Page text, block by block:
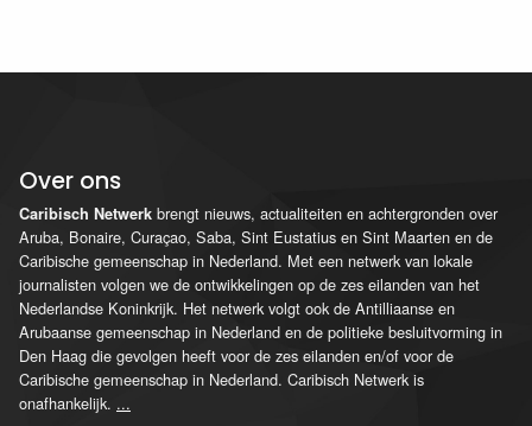
Over ons
Caribisch Netwerk brengt nieuws, actualiteiten en achtergronden over
Aruba, Bonaire, Curaçao, Saba, Sint Eustatius en Sint Maarten en de
Caribische gemeenschap in Nederland. Met een netwerk van lokale
journalisten volgen we de ontwikkelingen op de zes eilanden van het
Nederlandse Koninkrijk. Het netwerk volgt ook de Antilliaanse en
Arubaanse gemeenschap in Nederland en de politieke besluitvorming in
Den Haag die gevolgen heeft voor de zes eilanden en/of voor de
Caribische gemeenschap in Nederland. Caribisch Netwerk is
onafhankelijk. ...